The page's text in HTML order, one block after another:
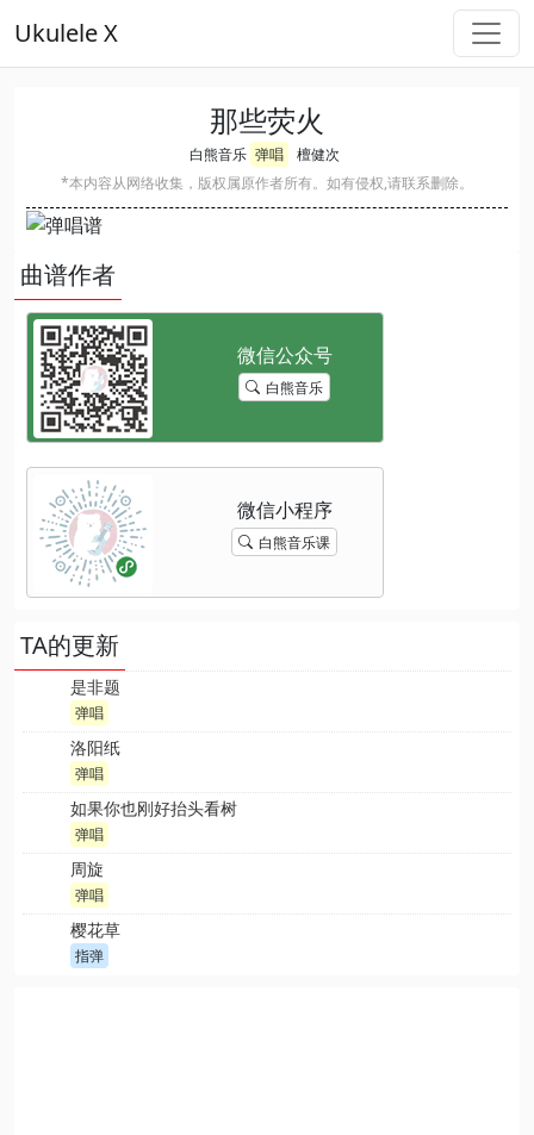
Ukulele X
那些荧火
白熊音乐 弹唱
檀健次
*本内容从网络收集，版权属原作者所有。如有侵权,请联系删除。
曲谱作者
白熊音乐
白熊音乐课
TA的更新
是非题
弹唱
洛阳纸
弹唱
如果你也刚好抬头看树
弹唱
周旋
弹唱
樱花草
指弹